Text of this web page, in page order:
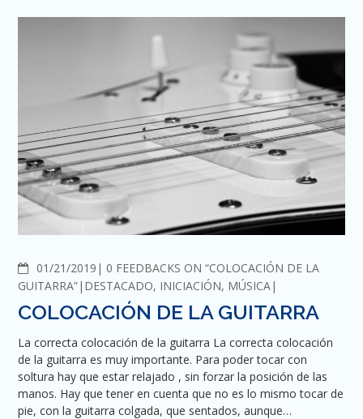
01/21/2019 COMMENTS
0 FEEDBACKS ON “COLOCACIÓN DE LA
GUITARRA” DESTACADO, INICIACIÓN, MÚSICA
COLOCACIÓN DE LA GUITARRA
La correcta colocación de la guitarra La correcta colocación
de la guitarra es muy importante. Para poder tocar con
soltura hay que estar relajado , sin forzar la posición de las
manos. Hay que tener en cuenta que no es lo mismo tocar de
pie, con la guitarra colgada, que sentados, aunque…